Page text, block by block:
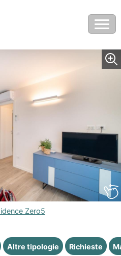
Zero5
Altre tipologie Richieste